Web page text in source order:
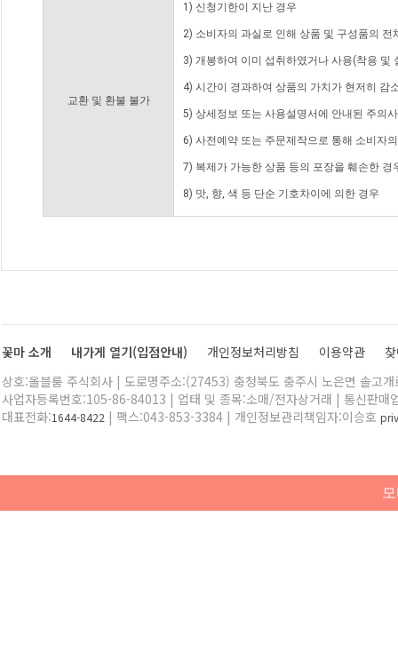
교환 및 환불 불가
1) 신청기한이 지난 경우
2) 소비자의 과실로 인해 상품 및 구성품의
3) 개봉하여 이미 섭취하였거나 사용(착용 및
4) 시간이 경과하여 상품의 가치가 현저히 감
5) 상세정보 또는 사용설명서에 안내된 주의
6) 사전예약 또는 주문제작으로 통해 소비자
7) 복제가 가능한 상품 등의 포장을 훼손한 경
8) 맛, 향, 색 등 단순 기호차이에 의한 경우
꽃마 소개 내가게 열기(입점안내) 개인정보처리방침 이용약관
상호:올블룸 주식회사 | 도로명주소:(27453) 충청북도 충주시 노은면 솔고
사업자등록번호:105-86-84013 | 업태 및 종목:소매/전자상거래 | 통신판매
대표전화:1644-8422 | 팩스:043-853-3384 | 개인정보관리책임자:이승호